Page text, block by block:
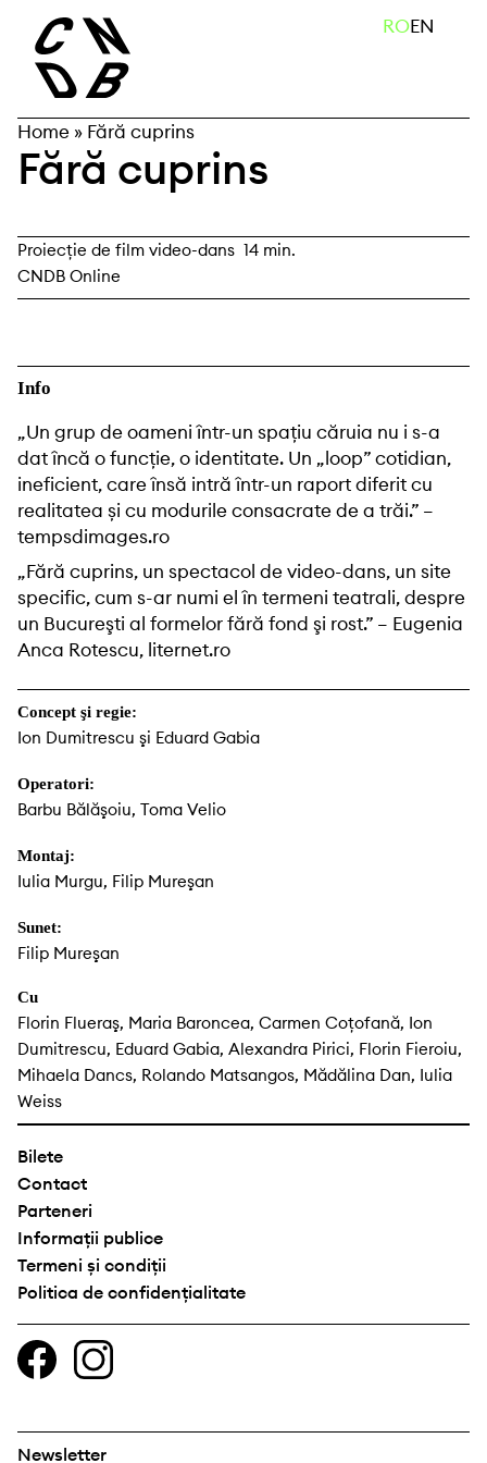
content
caută ROEN
Home » Fără cuprins
Fără cuprins
Proiecție de film video-dans
CNDB Online
14 min.
Info
„Un grup de oameni într-un spațiu căruia nu i s-a
dat încă o funcție, o identitate. Un „loop” cotidian,
ineficient, care însă intră într-un raport diferit cu
realitatea și cu modurile consacrate de a trăi.” –
tempsdimages.ro
„Fără cuprins, un spectacol de video-dans, un site
specific, cum s-ar numi el în termeni teatrali, despre
un Bucureşti al formelor fără fond şi rost.” – Eugenia
Anca Rotescu, liternet.ro
Concept şi regie:
Ion Dumitrescu şi Eduard Gabia
Operatori:
Barbu Bălăşoiu, Toma Velio
Montaj:
Iulia Murgu, Filip Mureşan
Sunet:
Filip Mureşan
Cu
Florin Flueraş, Maria Baroncea, Carmen Coţofană, Ion
Dumitrescu, Eduard Gabia, Alexandra Pirici, Florin Fieroiu,
Mihaela Dancs, Rolando Matsangos, Mădălina Dan, Iulia
Weiss
Bilete
Contact
Parteneri
Informații publice
Termeni și condiții
Politica de confidențialitate
Newsletter